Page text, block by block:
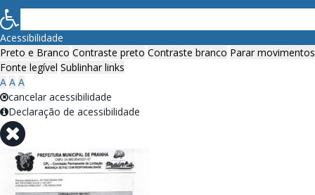
Acessibilidade
Preto e Branco Contraste preto Contraste branco Parar movimentos
Fonte legível Sublinhar links
A A A
cancelar acessibilidade
Declaração de acessibilidade